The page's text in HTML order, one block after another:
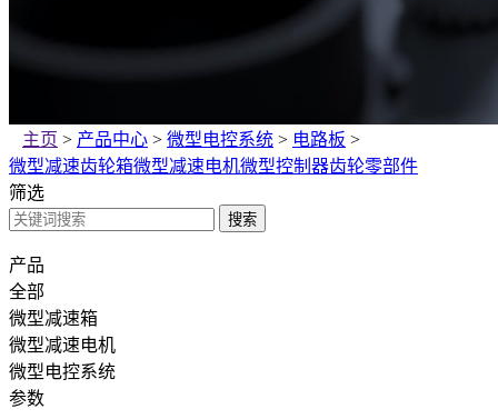
主页 > 产品中心 > 微型电控系统 > 电路板 >
微型减速齿轮箱微型减速电机微型控制器齿轮零部件
筛选
产品
全部
微型减速箱
微型减速电机
微型电控系统
参数